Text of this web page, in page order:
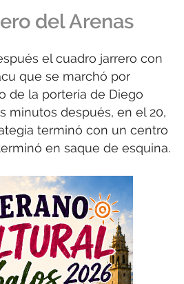
del Arenas
el cuadro jarrero con
que se marchó por
de la portería de Diego
minutos después, en el 20,
terminó con un centro
en saque de esquina.